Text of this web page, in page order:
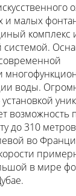
и малых
комплекс
воды.
установкой
возможность
до 310
во
в мире